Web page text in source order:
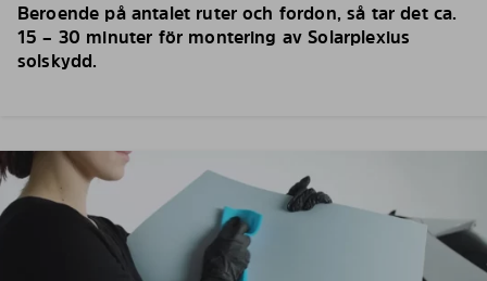
Beroende på antalet ruter och fordon, så tar det ca.
15 – 30 minuter för montering av Solarplexius
solskydd.